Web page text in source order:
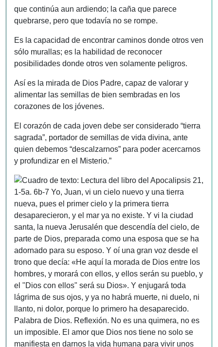
que continúa aun ardiendo; la caña que parece
quebrarse, pero que todavía no se rompe.
Es la capacidad de encontrar caminos donde otros ven
sólo murallas; es la habilidad de reconocer
posibilidades donde otros ven solamente peligros.
Así es la mirada de Dios Padre, capaz de valorar y
alimentar las semillas de bien sembradas en los
corazones de los jóvenes.
El corazón de cada joven debe ser considerado “tierra
sagrada”, portador de semillas de vida divina, ante
quien debemos “descalzarnos” para poder acercarnos
y profundizar en el Misterio.”